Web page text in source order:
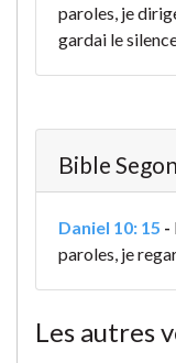
paroles, je
gardai le
Bible
Daniel 10: 15 -
paroles, je
Les autres